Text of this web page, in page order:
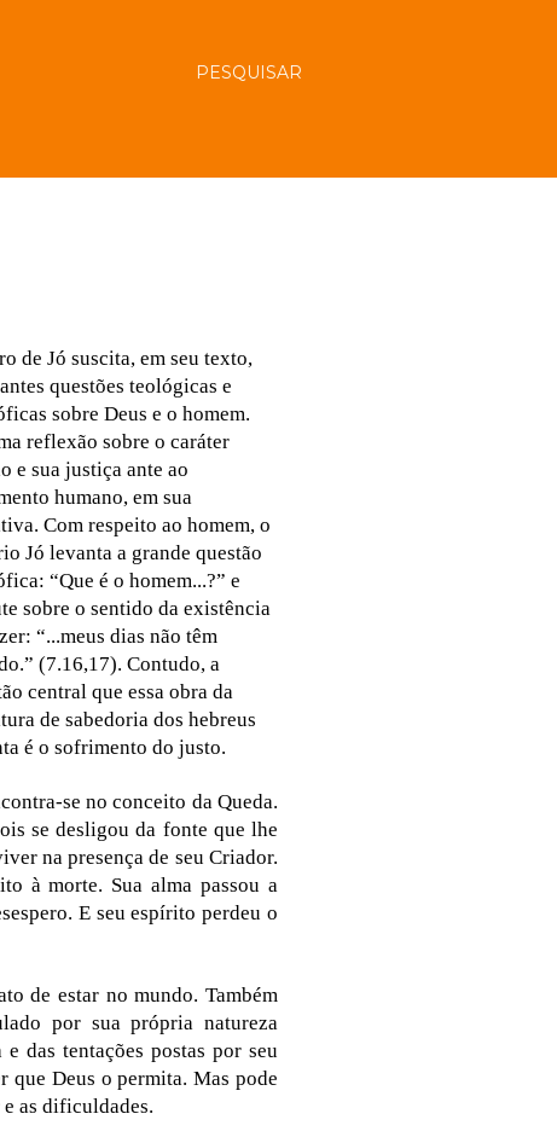
PESQUISAR
de Jó suscita, em seu texto,
questões teológicas e
sobre Deus e o homem.
reflexão sobre o caráter
e sua justiça ante ao
humano, em sua
Com respeito ao homem, o
Jó levanta a grande questão
“Que é o homem...?” e
sobre o sentido da existência
“...meus dias não têm
(7.16,17). Contudo, a
central que essa obra da
de sabedoria dos hebreus
é o sofrimento do justo.
se no conceito da Queda.
se desligou da fonte que lhe
na presença de seu Criador.
à morte. Sua alma passou a
E seu espírito perdeu o
de estar no mundo. Também
por sua própria natureza
das tentações postas por seu
que Deus o permita. Mas pode
as dificuldades.